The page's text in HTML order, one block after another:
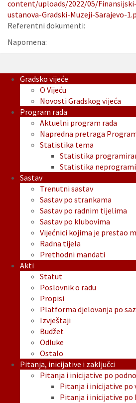
content/uploads/2022/05/
ustanova-Gradski-Muzeji-Sarajevo-
Referentni dokumenti:
Napomena:
Gradsko vijeće
O Vijeću
Novosti Gradskog vijeća
Program rada
Aktuelni program rada
Napredna pretraga
Statistika tema
Statistika
Statistika
Sastav
Trenutni sastav
Sastav po strankama
Sastav po radnim tijelima
Sastav po klubovima
Vijećnici kojima je prestao
Radna tijela
Prethodni mandati
Akti
Statut
Poslovnik o radu
Propisi
Platforma djelovanja po
Izvještaji
Budžet
Odluke
Ostalo
Pitanja, inicijative i zaključci
Pitanja i inicijative po
Pitanja i inicijative po
Pitanja i inicijative po